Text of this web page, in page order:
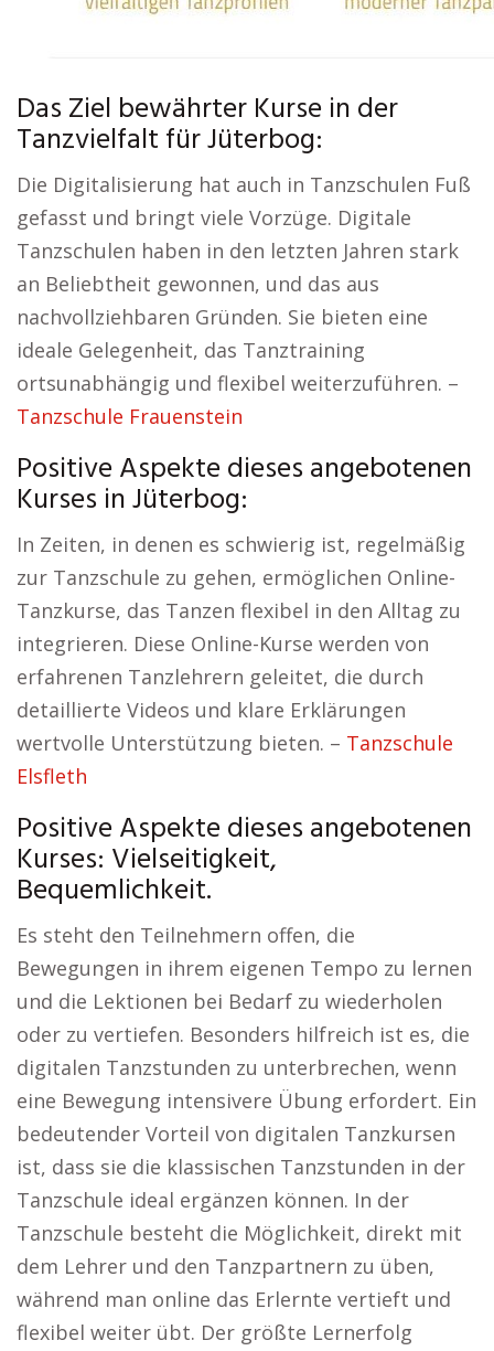
Das Ziel bewährter Kurse in der
Tanzvielfalt für Jüterbog:
Die Digitalisierung hat auch in Tanzschulen Fuß
gefasst und bringt viele Vorzüge. Digitale
Tanzschulen haben in den letzten Jahren stark
an Beliebtheit gewonnen, und das aus
nachvollziehbaren Gründen. Sie bieten eine
ideale Gelegenheit, das Tanztraining
ortsunabhängig und flexibel weiterzuführen. –
Tanzschule Frauenstein
Positive Aspekte dieses angebotenen
Kurses in Jüterbog:
In Zeiten, in denen es schwierig ist, regelmäßig
zur Tanzschule zu gehen, ermöglichen Online-
Tanzkurse, das Tanzen flexibel in den Alltag zu
integrieren. Diese Online-Kurse werden von
erfahrenen Tanzlehrern geleitet, die durch
detaillierte Videos und klare Erklärungen
wertvolle Unterstützung bieten. – Tanzschule
Elsfleth
Positive Aspekte dieses angebotenen
Kurses: Vielseitigkeit,
Bequemlichkeit.
Es steht den Teilnehmern offen, die
Bewegungen in ihrem eigenen Tempo zu lernen
und die Lektionen bei Bedarf zu wiederholen
oder zu vertiefen. Besonders hilfreich ist es, die
digitalen Tanzstunden zu unterbrechen, wenn
eine Bewegung intensivere Übung erfordert. Ein
bedeutender Vorteil von digitalen Tanzkursen
ist, dass sie die klassischen Tanzstunden in der
Tanzschule ideal ergänzen können. In der
Tanzschule besteht die Möglichkeit, direkt mit
dem Lehrer und den Tanzpartnern zu üben,
während man online das Erlernte vertieft und
flexibel weiter übt. Der größte Lernerfolg